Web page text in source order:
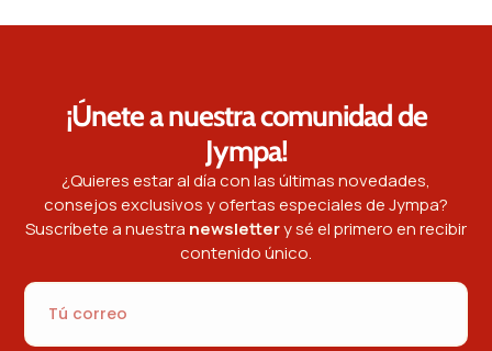
¡Únete a nuestra comunidad de
Jympa!
¿Quieres estar al día con las últimas novedades,
consejos exclusivos y ofertas especiales de Jympa?
Suscríbete a nuestra newslettery sé el primero en recibir
contenido único.